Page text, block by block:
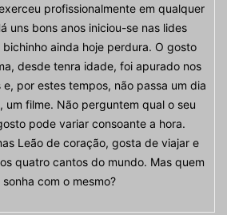
profissionalmente em qualquer
uns bons anos iniciou-se nas lides
ainda hoje perdura. O gosto
desde tenra idade, foi apurado nos
por estes tempos, não passa um dia
um filme. Não perguntem qual o seu
pode variar consoante a hora.
Leão de coração, gosta de viajar e
quatro cantos do mundo. Mas quem
sonha com o mesmo?